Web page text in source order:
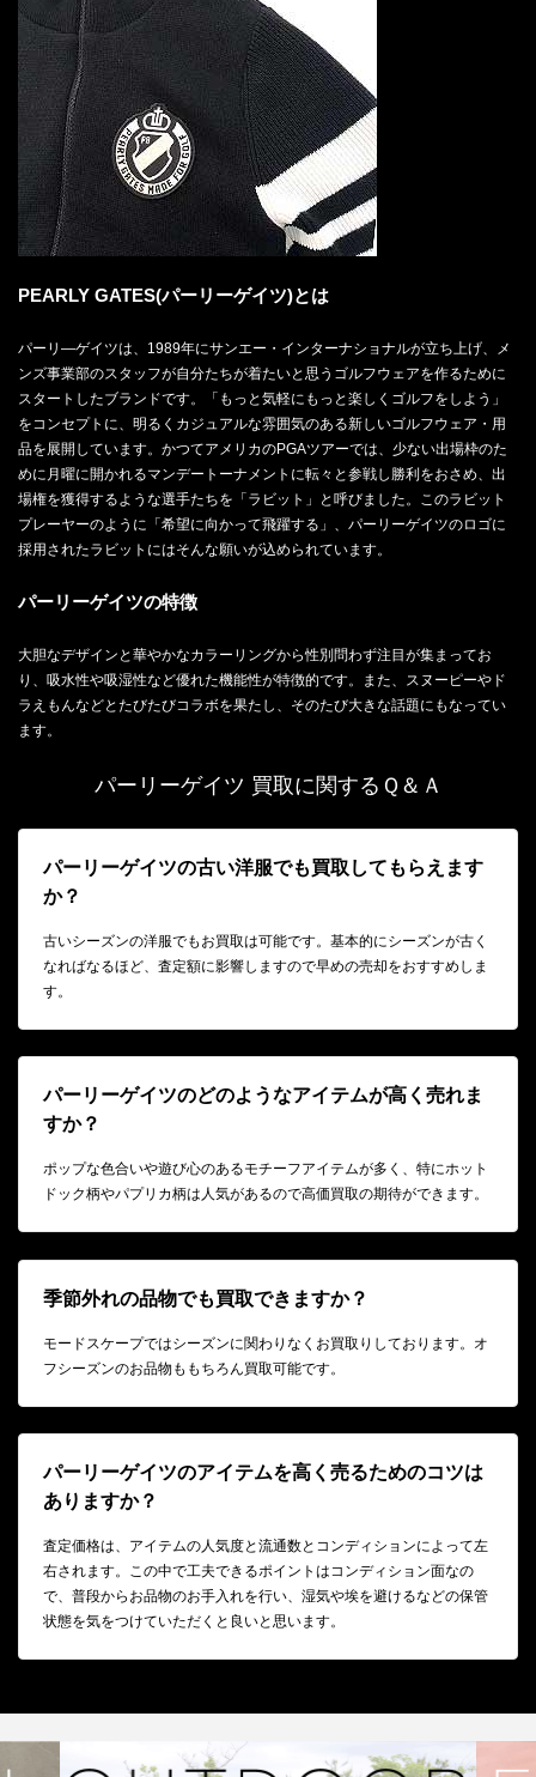
PEARLY GATES(パーリーゲイツ)とは
パーリ―ゲイツは、1989年にサンエー・インターナショナルが立ち上げ、メ
ンズ事業部のスタッフが自分たちが着たいと思うゴルフウェアを作るために
スタートしたブランドです。「もっと気軽にもっと楽しくゴルフをしよう」
をコンセプトに、明るくカジュアルな雰囲気のある新しいゴルフウェア・用
品を展開しています。かつてアメリカのPGAツアーでは、少ない出場枠のた
めに月曜に開かれるマンデートーナメントに転々と参戦し勝利をおさめ、出
場権を獲得するような選手たちを「ラビット」と呼びました。このラビット
プレーヤーのように「希望に向かって飛躍する」、パーリーゲイツのロゴに
採用されたラビットにはそんな願いが込められています。
パーリーゲイツの特徴
大胆なデザインと華やかなカラーリングから性別問わず注目が集まってお
り、吸水性や吸湿性など優れた機能性が特徴的です。また、スヌーピーやド
ラえもんなどとたびたびコラボを果たし、そのたび大きな話題にもなってい
ます。
パーリーゲイツ 買取に関するＱ＆Ａ
パーリーゲイツの古い洋服でも買取してもらえます
か？
古いシーズンの洋服でもお買取は可能です。基本的にシーズンが古く
なればなるほど、査定額に影響しますので早めの売却をおすすめしま
す。
パーリーゲイツのどのようなアイテムが高く売れま
すか？
ポップな色合いや遊び心のあるモチーフアイテムが多く、特にホット
ドック柄やパプリカ柄は人気があるので高価買取の期待ができます。
季節外れの品物でも買取できますか？
モードスケープではシーズンに関わりなくお買取りしております。オ
フシーズンのお品物ももちろん買取可能です。
パーリーゲイツのアイテムを高く売るためのコツは
ありますか？
査定価格は、アイテムの人気度と流通数とコンディションによって左
右されます。この中で工夫できるポイントはコンディション面なの
で、普段からお品物のお手入れを行い、湿気や埃を避けるなどの保管
状態を気をつけていただくと良いと思います。